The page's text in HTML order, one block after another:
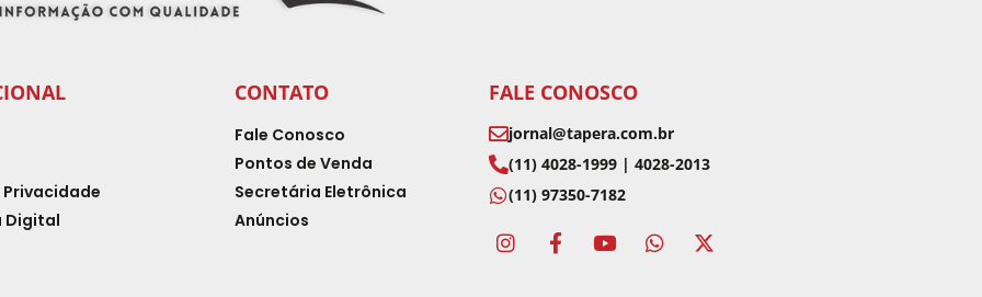
Digital
CONTATO
Fale Conosco
Pontos de Venda
Secretária Eletrônica
Anúncios
FALE CONOSCO
jornal@tapera.com.br
(11) 4028-1999 | 4028-2013
(11) 97350-7182